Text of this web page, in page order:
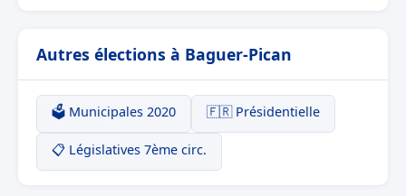
Autres élections à Baguer-Pican
🗳️ Municipales 2020 🇫🇷 Présidentielle
📋 Législatives 7ème circ.